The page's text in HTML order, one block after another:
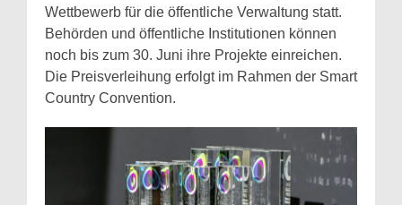
Wettbewerb für die öffentliche Verwaltung statt.
Behörden und öffentliche Institutionen können
noch bis zum 30. Juni ihre Projekte einreichen.
Die Preisverleihung erfolgt im Rahmen der Smart
Country Convention.